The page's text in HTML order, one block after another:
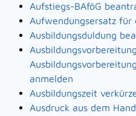
Aufstiegs-BAföG
Aufwendungsersatz für
Ausbildungsduldung
anmelden
Ausbildungszeit
Ausdruck aus dem